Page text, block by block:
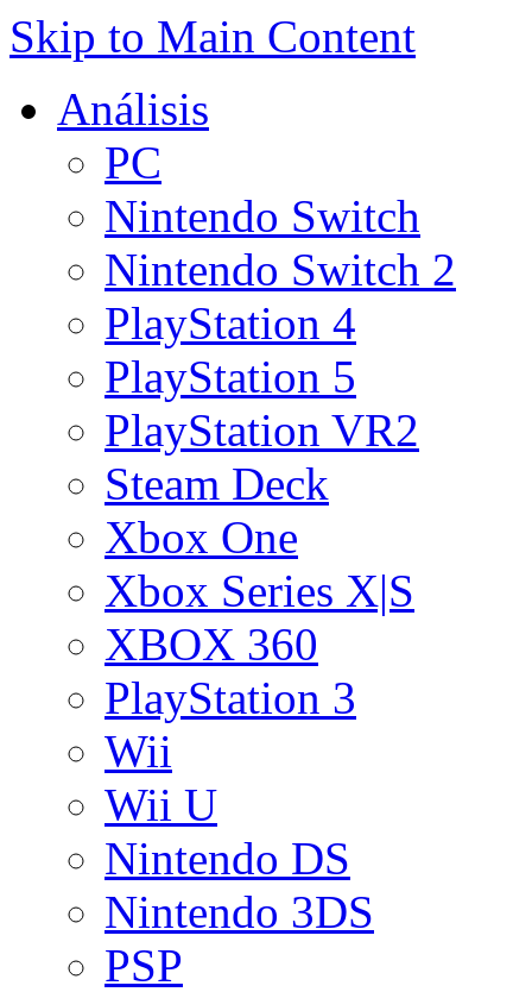
Skip to Main Content
Análisis
PC
Nintendo Switch
Nintendo Switch 2
PlayStation 4
PlayStation 5
PlayStation VR2
Steam Deck
Xbox One
Xbox Series X|S
XBOX 360
PlayStation 3
Wii
Wii U
Nintendo DS
Nintendo 3DS
PSP